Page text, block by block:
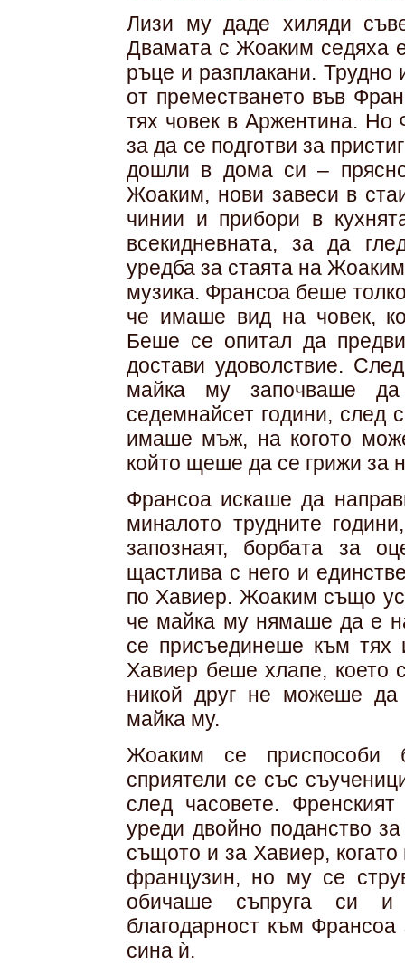
Лизи му даде хиляди
Двамата с Жоаким седяха
ръце и разплакани.
от преместването във
тях човек в Аржентина.
за да се подготви за
дошли в дома си –
Жоаким, нови завеси в
чинии и прибори в
всекидневната, за да
уредба за стаята на
музика. Франсоа беше
че имаше вид на човек,
Беше се опитал да
достави удоволствие.
майка му започваше
седемнайсет години, след
имаше мъж, на когото
който щеше да се грижи за
Франсоа искаше да
миналото трудните
запознаят, борбата за
щастлива с него и
по Хавиер. Жоаким също
че майка му нямаше да е
се присъединеше към
Хавиер беше хлапе, което
никой друг не можеше да
майка му.
Жоаким се приспособи
сприятели се със
след часовете.
уреди двойно поданство
същото и за Хавиер,
французин, но му се
обичаше съпруга си и
благодарност към
сина ѝ.